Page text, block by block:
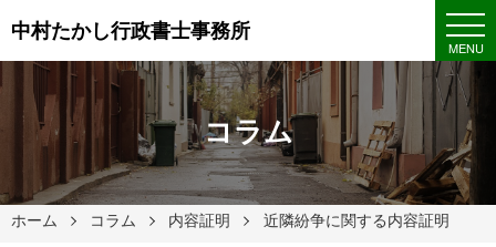
中村たかし行政書士事務所
MENU
コラム
ホーム コラム 内容証明 近隣紛争に関する内容証明